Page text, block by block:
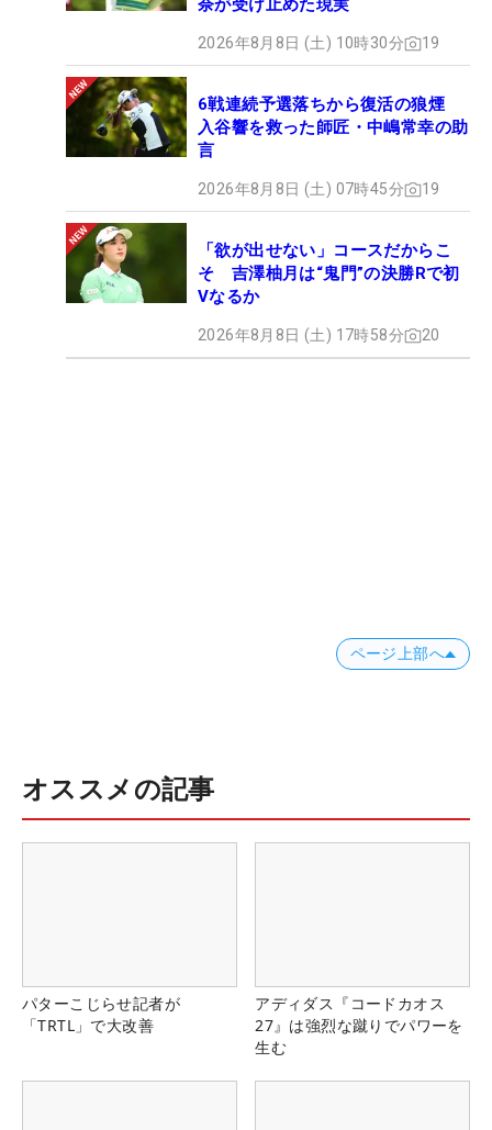
奈が受け止めた現実
2026年8月8日 (土) 10時30分 19
6戦連続予選落ちから復活の狼煙
入谷響を救った師匠・中嶋常幸の助
言
2026年8月8日 (土) 07時45分 19
「欲が出せない」コースだからこ
そ 吉澤柚月は“鬼門”の決勝Rで初
Vなるか
2026年8月8日 (土) 17時58分 20
ページ上部へ
オススメの記事
パターこじらせ記者が
「TRTL」で大改善
アディダス『コードカオス
27』は強烈な蹴りでパワーを
生む